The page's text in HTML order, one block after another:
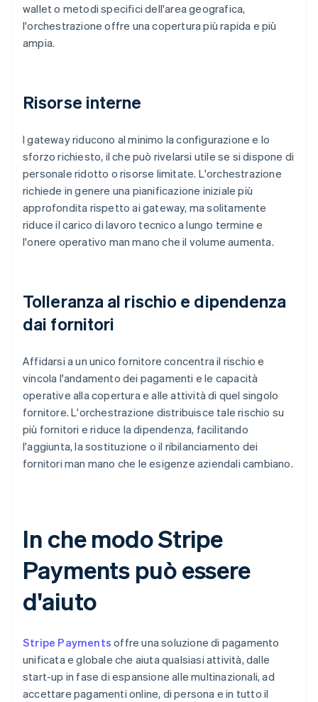
wallet o metodi specifici dell'area geografica,
l'orchestrazione offre una copertura più rapida e più
ampia.
Risorse interne
I gateway riducono al minimo la configurazione e lo
sforzo richiesto, il che può rivelarsi utile se si dispone di
personale ridotto o risorse limitate. L'orchestrazione
richiede in genere una pianificazione iniziale più
approfondita rispetto ai gateway, ma solitamente
riduce il carico di lavoro tecnico a lungo termine e
l'onere operativo man mano che il volume aumenta.
Tolleranza al rischio e dipendenza
dai fornitori
Affidarsi a un unico fornitore concentra il rischio e
vincola l'andamento dei pagamenti e le capacità
operative alla copertura e alle attività di quel singolo
fornitore. L'orchestrazione distribuisce tale rischio su
più fornitori e riduce la dipendenza, facilitando
l'aggiunta, la sostituzione o il ribilanciamento dei
fornitori man mano che le esigenze aziendali cambiano.
In che modo Stripe
Payments può essere
d'aiuto
Stripe Payments offre una soluzione di pagamento
unificata e globale che aiuta qualsiasi attività, dalle
start-up in fase di espansione alle multinazionali, ad
accettare pagamenti online, di persona e in tutto il